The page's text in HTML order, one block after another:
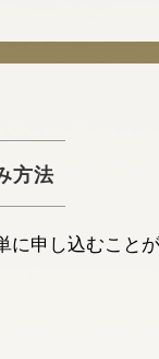
方法
申し込むことが